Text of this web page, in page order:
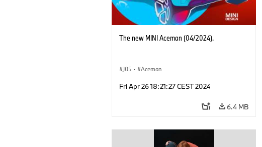
The new MINI Aceman (04/2024).
J05 · Aceman
Fri Apr 26 18:21:27 CEST 2024
6.4 MB